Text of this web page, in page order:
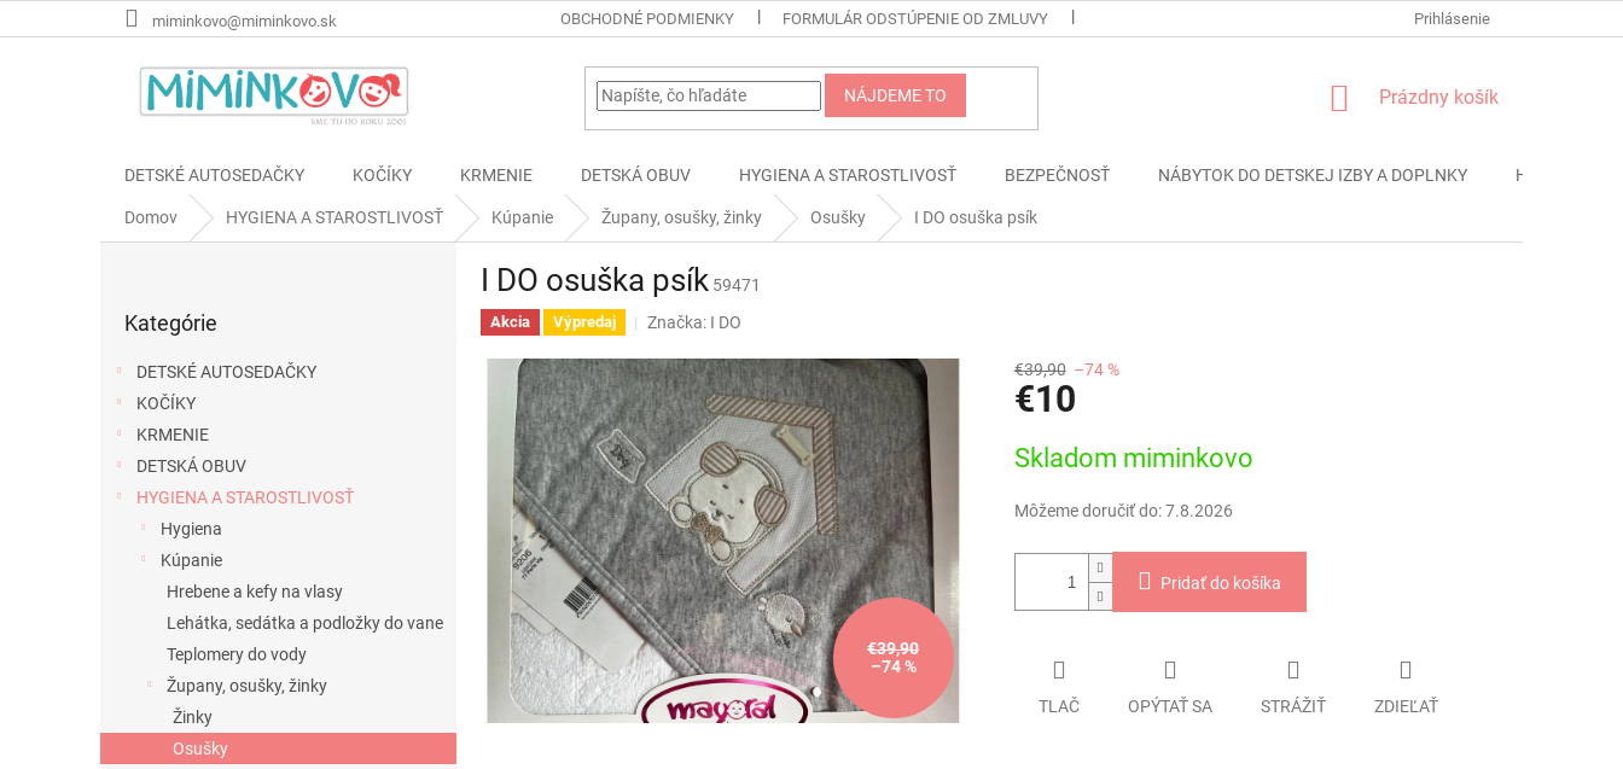
na
miminkovo@miminkovo.sk OBCHODNÉ PODMIENKY FORMULÁR ODSTÚPENIE OD ZMLUVY PODMIENKY OCHRANY OSOBNÝCH
Prihlásenie
NÁJDEME TO
NÁKUPNÝ
Prázdny košík
DETSKÉ AUTOSEDAČKY KOČÍKY KRMENIE DETSKÁ OBUV HYGIENA A STAROSTLIVOSŤ BEZPEČNOSŤ NÁBYTOK DO DETSKEJ IZBY A DOPLNKY HRAČKY
Domov HYGIENA A STAROSTLIVOSŤ Kúpanie Župany, osušky, žinky Osušky I DO osuška psík
kategórie
Kategórie
DETSKÉ AUTOSEDAČKY
KOČÍKY
KRMENIE
DETSKÁ OBUV
HYGIENA A STAROSTLIVOSŤ
Hygiena
Kúpanie
Hrebene a kefy na vlasy
Lehátka, sedátka a podložky do vane
Teplomery do vody
Župany, osušky, žinky
Žinky
Osušky
I DO osuška psík 59471
Akcia Výpredaj Značka: I DO
€39,90
–74 %
€39,90 –74 %
€10
cena:
Skladom miminkovo
Môžeme doručiť do: 7.8.2026
Pridať do košíka
TLAČ OPÝTAŤ SA STRÁŽIŤ ZDIEĽAŤ